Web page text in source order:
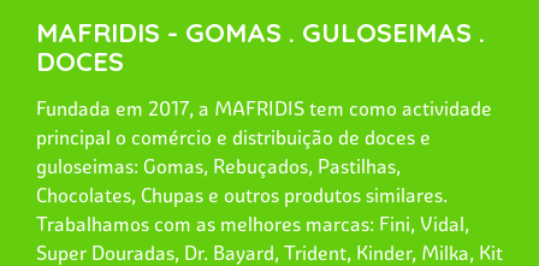
MAFRIDIS - GOMAS . GULOSEIMAS .
DOCES
Fundada em 2017, a MAFRIDIS tem como actividade
principal o comércio e distribuição de doces e
guloseimas: Gomas, Rebuçados, Pastilhas,
Chocolates, Chupas e outros produtos similares.
Trabalhamos com as melhores marcas: Fini, Vidal,
Super Douradas, Dr. Bayard, Trident, Kinder, Milka, Kit